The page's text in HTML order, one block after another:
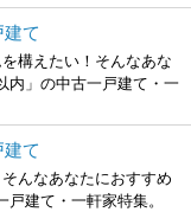
て
構えたい！そんなあな
内」の中古一戸建て・一
て
んなあなたにおすすめ
建て・一軒家特集。